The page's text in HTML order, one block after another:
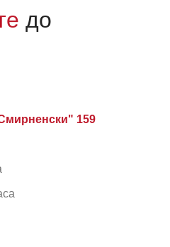
до
159